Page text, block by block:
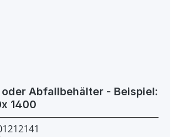
Abfallbehälter - Beispiel:
1200x 1200x 1400